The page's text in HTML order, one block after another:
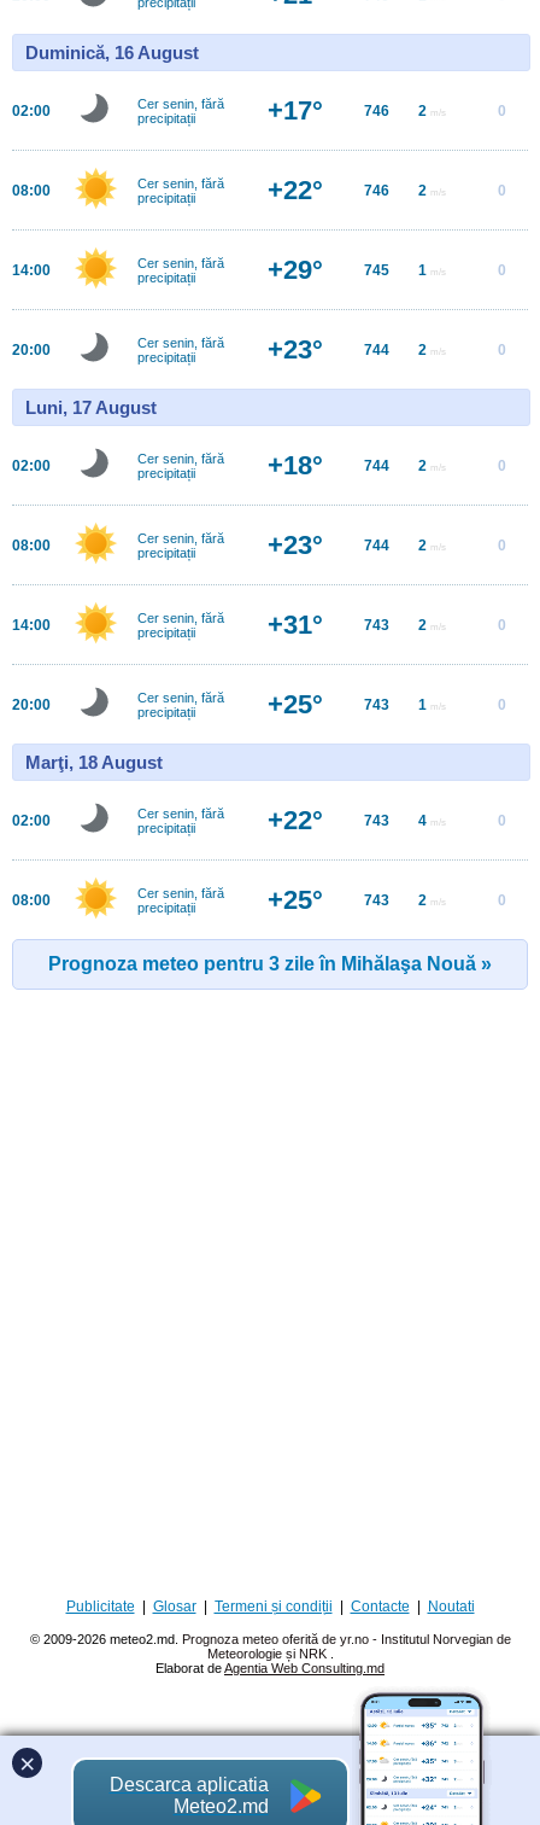
Duminică, 16 August
02:00
Cer senin, fără
precipitații
+17° 746 2 m/s 0
08:00
Cer senin, fără
precipitații
+22° 746 2 m/s 0
14:00
Cer senin, fără
precipitații
+29° 745 1 m/s 0
20:00
Cer senin, fără
precipitații
+23° 744 2 m/s 0
Luni, 17 August
02:00
Cer senin, fără
precipitații
+18° 744 2 m/s 0
08:00
Cer senin, fără
precipitații
+23° 744 2 m/s 0
14:00
Cer senin, fără
precipitații
+31° 743 2 m/s 0
20:00
Cer senin, fără
precipitații
+25° 743 1 m/s 0
Marţi, 18 August
02:00
Cer senin, fără
precipitații
+22° 743 4 m/s 0
08:00
Cer senin, fără
precipitații
+25° 743 2 m/s 0
Prognoza meteo pentru 3 zile în Mihălaşa Nouă »
Publicitate Glosar| Termeni și condiții Contacte Noutati
© 2009-2026 meteo2.md. Prognoza meteo oferită de yr.no - Institutul Norvegian de
Meteorologie și NRK
Elaborat deAgentia Web Consulting.md
×
Descarca aplicatia
Meteo2.md